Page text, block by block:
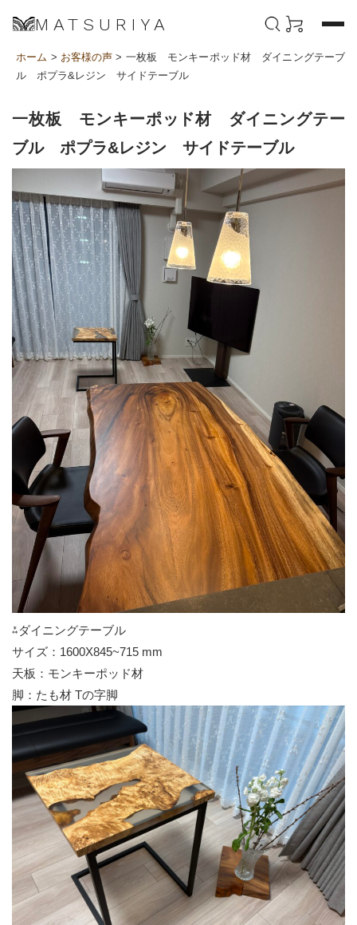
MATSURIYA
ホーム > お客様の声 > 一枚板 モンキーポッド材 ダイニングテーブ
ル ポプラ&レジン サイドテーブル
一枚板 モンキーポッド材 ダイニングテー
ブル ポプラ&レジン サイドテーブル
⁂ダイニングテーブル
サイズ：1600X845~715 mm
天板：モンキーポッド材
脚：たも材 Tの字脚